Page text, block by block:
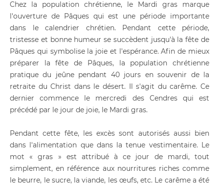
Chez la population chrétienne, le Mardi gras marque
l'ouverture de Pâques qui est une période importante
dans le calendrier chrétien. Pendant cette période,
tristesse et bonne humeur se succèdent jusqu'à la fête de
Pâques qui symbolise la joie et l'espérance. Afin de mieux
préparer la fête de Pâques, la population chrétienne
pratique du jeûne pendant 40 jours en souvenir de la
retraite du Christ dans le désert. Il s'agit du carême. Ce
dernier commence le mercredi des Cendres qui est
précédé par le jour de joie, le Mardi gras.
Pendant cette fête, les excès sont autorisés aussi bien
dans l'alimentation que dans la tenue vestimentaire. Le
mot « gras » est attribué à ce jour de mardi, tout
simplement, en référence aux nourritures riches comme
le beurre, le sucre, la viande, les œufs, etc. Le carême a été